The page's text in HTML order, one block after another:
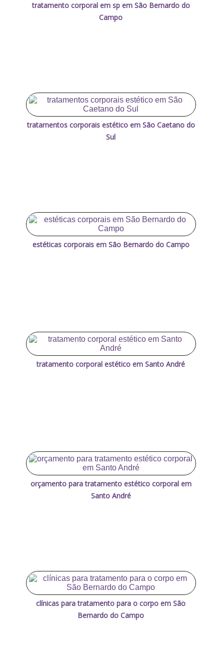
tratamento corporal em sp em São Bernardo do
Campo
tratamentos corporais estético em São Caetano do
Sul
estéticas corporais em São Bernardo do Campo
tratamento corporal estético em Santo André
orçamento para tratamento estético corporal em
Santo André
clínicas para tratamento para o corpo em São
Bernardo do Campo